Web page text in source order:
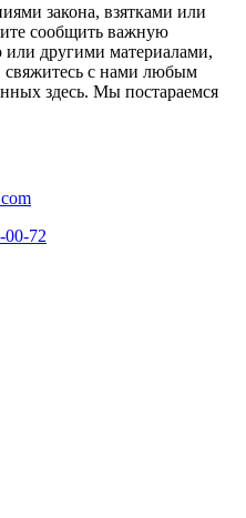
закона, взятками или
сообщить важную
другими материалами,
с нами любым
здесь. Мы постараемся
00-72